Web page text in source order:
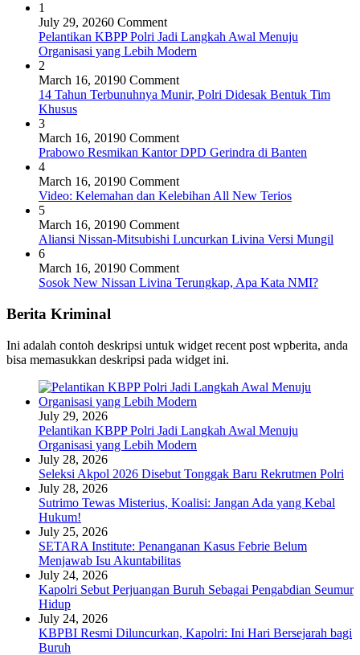
1
July 29, 20260 Comment
Pelantikan KBPP Polri Jadi Langkah Awal Menuju
Organisasi yang Lebih Modern
2
March 16, 20190 Comment
14 Tahun Terbunuhnya Munir, Polri Didesak Bentuk Tim
Khusus
3
March 16, 20190 Comment
Prabowo Resmikan Kantor DPD Gerindra di Banten
4
March 16, 20190 Comment
Video: Kelemahan dan Kelebihan All New Terios
5
March 16, 20190 Comment
Aliansi Nissan-Mitsubishi Luncurkan Livina Versi Mungil
6
March 16, 20190 Comment
Sosok New Nissan Livina Terungkap, Apa Kata NMI?
Berita Kriminal
Ini adalah contoh deskripsi untuk widget recent post wpberita, anda
bisa memasukkan deskripsi pada widget ini.
July 29, 2026
Pelantikan KBPP Polri Jadi Langkah Awal Menuju
Organisasi yang Lebih Modern
July 28, 2026
Seleksi Akpol 2026 Disebut Tonggak Baru Rekrutmen Polri
July 28, 2026
Sutrimo Tewas Misterius, Koalisi: Jangan Ada yang Kebal
Hukum!
July 25, 2026
SETARA Institute: Penanganan Kasus Febrie Belum
Menjawab Isu Akuntabilitas
July 24, 2026
Kapolri Sebut Perjuangan Buruh Sebagai Pengabdian Seumur
Hidup
July 24, 2026
KBPBI Resmi Diluncurkan, Kapolri: Ini Hari Bersejarah bagi
Buruh